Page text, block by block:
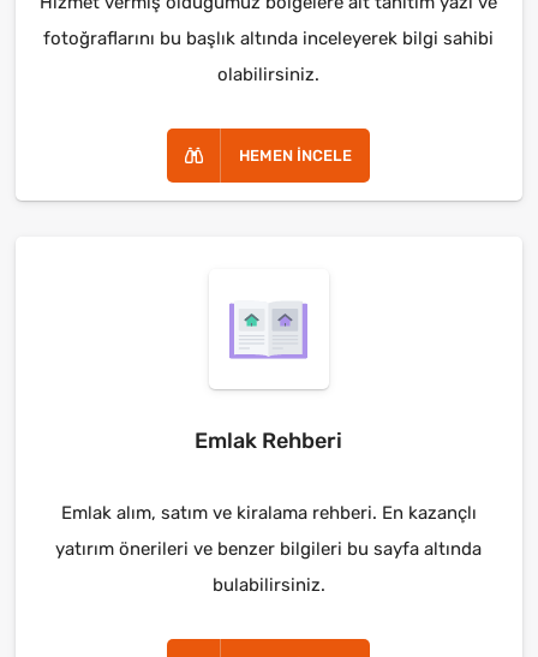
fotoğraflarını bu başlık altında inceleyerek bilgi sahibi
olabilirsiniz.
HEMEN İNCELE
Emlak Rehberi
Emlak alım, satım ve kiralama rehberi. En kazançlı
yatırım önerileri ve benzer bilgileri bu sayfa altında
bulabilirsiniz.